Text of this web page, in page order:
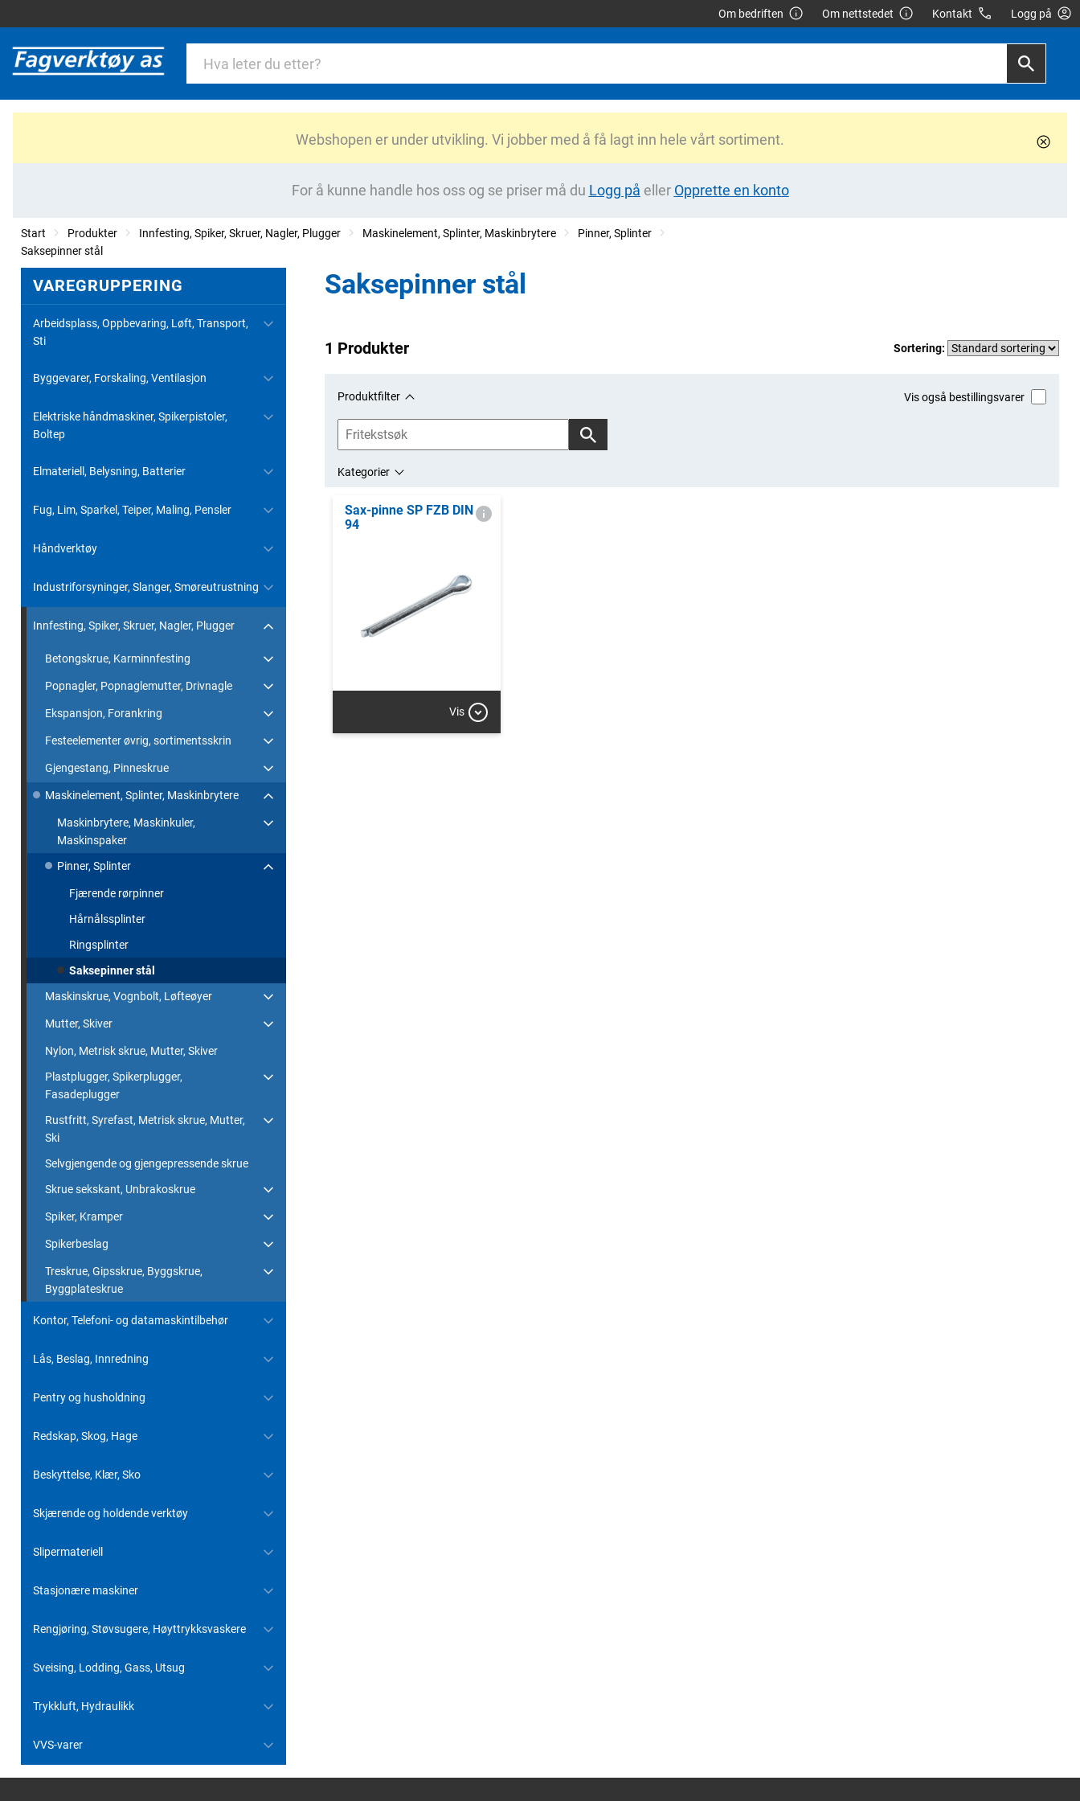
Om bedriften Om nettstedet Kontakt Logg på
Webshopen er under utvikling. Vi jobber med å få lagt inn hele vårt sortiment.
For å kunne handle hos oss og se priser må du Logg på eller Opprette en konto
Start Produkter Innfesting, Spiker, Skruer, Nagler, Plugger Maskinelement, Splinter, Maskinbrytere
Pinner, Splinter
Saksepinner stål
VAREGRUPPERING
Arbeidsplass, Oppbevaring, Løft, Transport,
Sti
Byggevarer, Forskaling, Ventilasjon
Elektriske håndmaskiner, Spikerpistoler,
Boltep
Elmateriell, Belysning, Batterier
Fug, Lim, Sparkel, Teiper, Maling, Pensler
Håndverktøy
Industriforsyninger, Slanger, Smøreutrustning
Innfesting, Spiker, Skruer, Nagler, Plugger
Betongskrue, Karminnfesting
Popnagler, Popnaglemutter, Drivnagle
Ekspansjon, Forankring
Festeelementer øvrig, sortimentsskrin
Gjengestang, Pinneskrue
Maskinelement, Splinter, Maskinbrytere
Maskinbrytere, Maskinkuler,
Maskinspaker
Pinner, Splinter
Fjærende rørpinner
Hårnålssplinter
Ringsplinter
Saksepinner stål
Maskinskrue, Vognbolt, Løfteøyer
Mutter, Skiver
Nylon, Metrisk skrue, Mutter, Skiver
Plastplugger, Spikerplugger,
Fasadeplugger
Rustfritt, Syrefast, Metrisk skrue, Mutter,
Ski
Selvgjengende og gjengepressende skrue
Skrue sekskant, Unbrakoskrue
Spiker, Kramper
Spikerbeslag
Treskrue, Gipsskrue, Byggskrue,
Byggplateskrue
Kontor, Telefoni- og datamaskintilbehør
Lås, Beslag, Innredning
Pentry og husholdning
Redskap, Skog, Hage
Beskyttelse, Klær, Sko
Skjærende og holdende verktøy
Slipermateriell
Stasjonære maskiner
Rengjøring, Støvsugere, Høyttrykksvaskere
Sveising, Lodding, Gass, Utsug
Trykkluft, Hydraulikk
VVS-varer
Saksepinner stål
1 Produkter Sortering:
Produktfilter Vis også bestillingsvarer
Kategorier
Sax-pinne SP FZB DIN
94
Vis